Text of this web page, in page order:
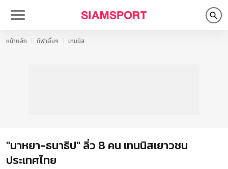
หน้าหลัก กีฬาอื่นๆ เทนนิส
"มาหยา-ธนาธิป" ลิ่ว 8 คน เทนนิสเยาวชน
ประเทศไทย